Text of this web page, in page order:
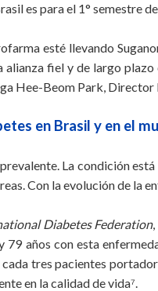
es para el 1° semestre
esté llevando
alianza fiel y de largo
Hee-Beom Park,
en Brasil y en el
La condición
Con la evolución de la
Diabetes Federation
años con esta
tres pacientes
en la calidad de vida⁷.